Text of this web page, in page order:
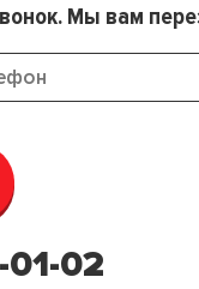
Мы вам
02